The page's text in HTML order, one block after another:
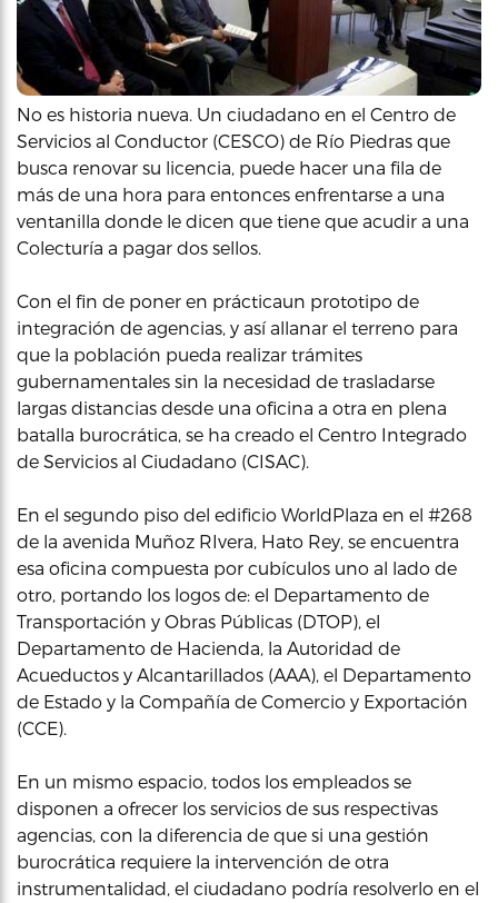
No es historia nueva. Un ciudadano en el Centro de
Servicios al Conductor (CESCO) de Río Piedras que
busca renovar su licencia, puede hacer una fila de
más de una hora para entonces enfrentarse a una
ventanilla donde le dicen que tiene que acudir a una
Colecturía a pagar dos sellos.
Con el fin de poner en prácticaun prototipo de
integración de agencias, y así allanar el terreno para
que la población pueda realizar trámites
gubernamentales sin la necesidad de trasladarse
largas distancias desde una oficina a otra en plena
batalla burocrática, se ha creado el Centro Integrado
de Servicios al Ciudadano (CISAC).
En el segundo piso del edificio WorldPlaza en el #268
de la avenida Muñoz RIvera, Hato Rey, se encuentra
esa oficina compuesta por cubículos uno al lado de
otro, portando los logos de: el Departamento de
Transportación y Obras Públicas (DTOP), el
Departamento de Hacienda, la Autoridad de
Acueductos y Alcantarillados (AAA), el Departamento
de Estado y la Compañía de Comercio y Exportación
(CCE).
En un mismo espacio, todos los empleados se
disponen a ofrecer los servicios de sus respectivas
agencias, con la diferencia de que si una gestión
burocrática requiere la intervención de otra
instrumentalidad, el ciudadano podría resolverlo en el